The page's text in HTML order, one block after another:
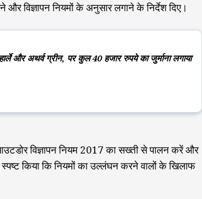
विज्ञापन नियमों के अनुसार लगाने के निर्देश दिए।
और अथर्व ग्रीन, पर कुल 40 हजार रुपये का जुर्माना लगाया
विज्ञापन नियम 2017 का सख्ती से पालन करें और
स्पष्ट किया कि नियमों का उल्लंघन करने वालों के खिलाफ